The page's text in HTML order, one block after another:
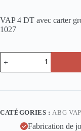
VAP 4 DT avec carter
1027
quantité
de
VAP
DT
carter
gros
bossages
CATÉGORIES : ABG
Fabrication de